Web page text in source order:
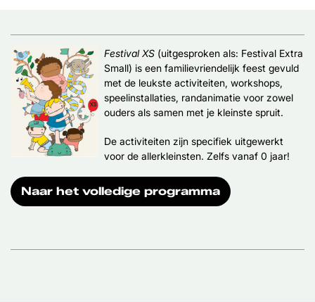
Festival XS(uitgesproken als: Festival Extra
Small) is een familievriendelijk feest gevuld
met de leukste activiteiten, workshops,
speelinstallaties, randanimatie voor zowel
ouders als samen met je kleinste spruit.
De activiteiten zijn specifiek uitgewerkt
voor de allerkleinsten. Zelfs vanaf 0 jaar!
Naar het volledige programma